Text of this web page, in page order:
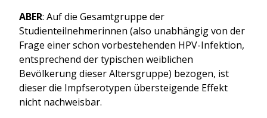
ABER: Auf die Gesamtgruppe der
Studienteilnehmerinnen (also unabhängig von der
Frage einer schon vorbestehenden HPV-Infektion,
entsprechend der typischen weiblichen
Bevölkerung dieser Altersgruppe) bezogen, ist
dieser die Impfserotypen übersteigende Effekt
nicht nachweisbar.